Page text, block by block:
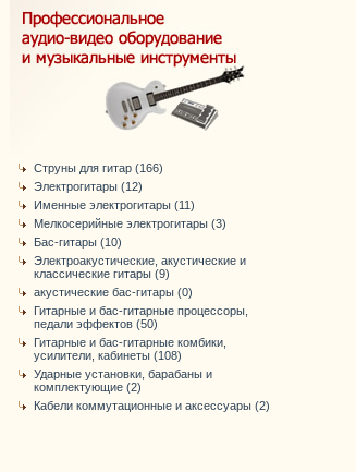
Струны для гитар (166)
Электрогитары (12)
Именные электрогитары (11)
Мелкосерийные электрогитары (3)
Бас-гитары (10)
Электроакустические, акустические и
классические гитары (9)
акустические бас-гитары (0)
Гитарные и бас-гитарные процессоры,
педали эффектов (50)
Гитарные и бас-гитарные комбики,
усилители, кабинеты (108)
Ударные установки, барабаны и
комплектующие (2)
Кабели коммутационные и аксессуары (2)